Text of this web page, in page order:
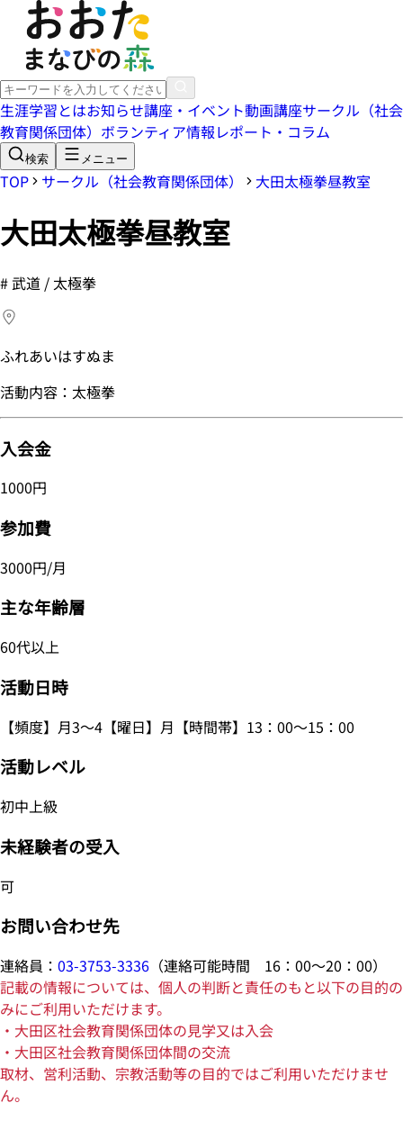
生涯学習とはお知らせ講座・イベント動画講座サークル（社会
教育関係団体） ボランティア情報レポート・コラム
検索 メニュー
TOP サークル（社会教育関係団体） 大田太極拳昼教室
大田太極拳昼教室
# 武道 / 太極拳
ふれあいはすぬま
活動内容：太極拳
入会金
1000円
参加費
3000円/月
主な年齢層
60代以上
活動日時
【頻度】月3～4【曜日】月【時間帯】13：00～15：00
活動レベル
初中上級
未経験者の受入
可
お問い合わせ先
連絡員： 03-3753-3336 （連絡可能時間 16：00～20：00）
記載の情報については、個人の判断と責任のもと以下の目的の
みにご利用いただけます。
・大田区社会教育関係団体の見学又は入会
・大田区社会教育関係団体間の交流
取材、営利活動、宗教活動等の目的ではご利用いただけませ
ん。